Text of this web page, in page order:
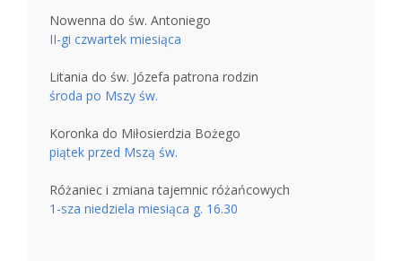
Nowenna do św. Antoniego
II-gi czwartek miesiąca
Litania do św. Józefa patrona rodzin
środa po Mszy św.
Koronka do Miłosierdzia Bożego
piątek przed Mszą św.
Różaniec i zmiana tajemnic różańcowych
1-sza niedziela miesiąca g. 16.30